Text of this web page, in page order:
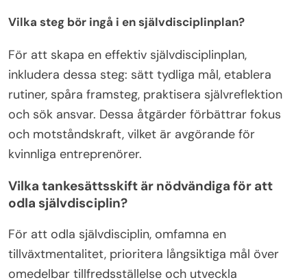
Vilka steg bör ingå i en självdisciplinplan?
För att skapa en effektiv självdisciplinplan,
inkludera dessa steg: sätt tydliga mål, etablera
rutiner, spåra framsteg, praktisera självreflektion
och sök ansvar. Dessa åtgärder förbättrar fokus
och motståndskraft, vilket är avgörande för
kvinnliga entreprenörer.
Vilka tankesättsskift är nödvändiga för att
odla självdisciplin?
För att odla självdisciplin, omfamna en
tillväxtmentalitet, prioritera långsiktiga mål över
omedelbar tillfredsställelse och utveckla